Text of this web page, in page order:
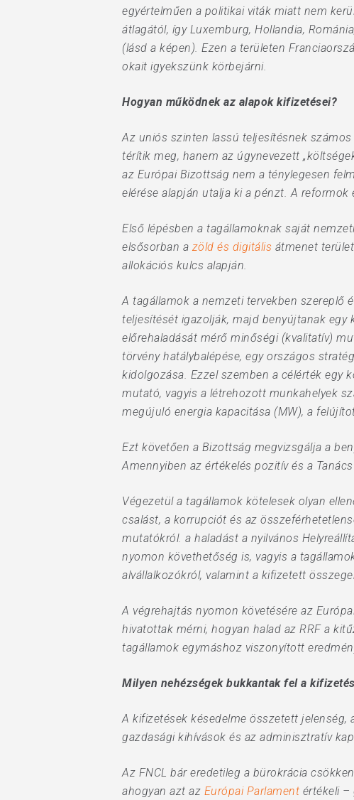
egyértelműen a politikai viták miatt nem
átlagától, így Luxemburg, Hollandia,
(lásd a képen). Ezen a területen
okait igyekszünk körbejárni.
Hogyan működnek az alapok kifizetései?
Az uniós szinten lassú teljesítésnek
térítik meg, hanem az úgynevezett
az Európai Bizottság nem a ténylegesen
elérése alapján utalja ki a pénzt. A reformok
Első lépésben a tagállamoknak saját
elsősorban a zöld és digitális átmenet
allokációs kulcs alapján.
A tagállamok a nemzeti tervekben szereplő
teljesítését igazolják, majd benyújtanak egy
előrehaladását mérő minőségi (kvalitatív)
törvény hatálybalépése, egy országos
kidolgozása. Ezzel szemben a célérték egy
mutató, vagyis a létrehozott munkahelyek
megújuló energia kapacitása (MW), a
Ezt követően a Bizottság megvizsgálja a
Amennyiben az értékelés pozitív és a
Végezetül a tagállamok kötelesek olyan
csalást, a korrupciót és az
mutatókról. a haladást a nyilvános
nyomon követhetőség is, vagyis a
alvállalkozókról, valamint a kifizetett
A végrehajtás nyomon követésére az
hivatottak mérni, hogyan halad az RRF a
tagállamok egymáshoz viszonyított
Milyen nehézségek bukkantak fel a
A kifizetések késedelme összetett
gazdasági kihívások és az adminisztratív
Az FNCL bár eredetileg a bürokrácia
ahogyan azt az Európai Parlament értékeli –